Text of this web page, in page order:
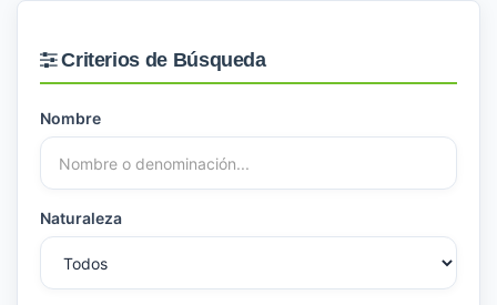
Criterios de Búsqueda
Nombre
Naturaleza